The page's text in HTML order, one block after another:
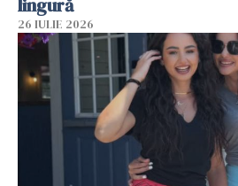
lingură
26 IULIE 2026